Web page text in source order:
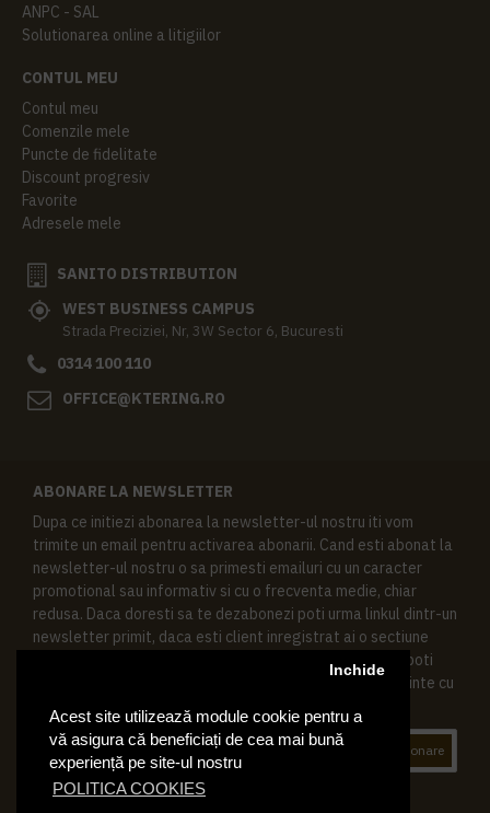
Acest site utilizează module cookie pentru a
vă asigura că beneficiați de cea mai bună
experiență pe site-ul nostru
POLITICA COOKIES
Inchide
ANPC - SAL
Solutionarea online a litigiilor
CONTUL MEU
Contul meu
Comenzile mele
Puncte de fidelitate
Discount progresiv
Favorite
Adresele mele
SANITO DISTRIBUTION
WEST BUSINESS CAMPUS
Strada Preciziei, Nr, 3W Sector 6, Bucuresti
0314 100 110
OFFICE@KTERING.RO
ABONARE LA NEWSLETTER
Dupa ce initiezi abonarea la newsletter-ul nostru iti vom
trimite un email pentru activarea abonarii. Cand esti abonat la
newsletter-ul nostru o sa primesti emailuri cu un caracter
promotional sau informativ si cu o frecventa medie, chiar
redusa. Daca doresti sa te dezabonezi poti urma linkul dintr-un
newsletter primit, daca esti client inregistrat ai o sectiune
speciala in contul tau in acest scop, si de asemenea ne poti
contacta oricand pe email pentru orice intrebari sau cerinte cu
Abonare